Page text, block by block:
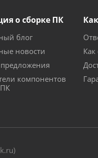
о сборке ПК
блог
новости
компонентов